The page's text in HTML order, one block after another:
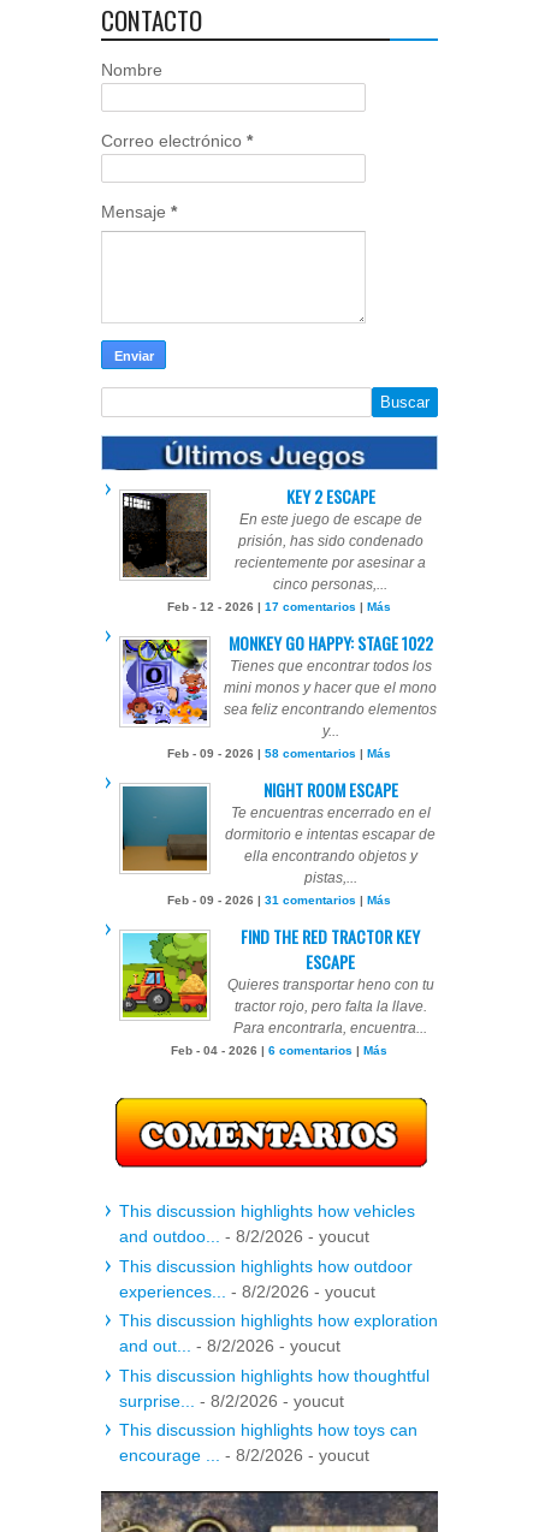
CONTACTO
Nombre
Correo electrónico *
Mensaje *
KEY 2 ESCAPE
En este juego de escape de
prisión, has sido condenado
recientemente por asesinar a
cinco personas,...
Feb - 12 - 2026 | 17 comentarios | Más
MONKEY GO HAPPY: STAGE 1022
Tienes que encontrar todos los
mini monos y hacer que el mono
sea feliz encontrando elementos
y...
Feb - 09 - 2026 | 58 comentarios | Más
NIGHT ROOM ESCAPE
Te encuentras encerrado en el
dormitorio e intentas escapar de
ella encontrando objetos y
pistas,...
Feb - 09 - 2026 | 31 comentarios | Más
FIND THE RED TRACTOR KEY
ESCAPE
Quieres transportar heno con tu
tractor rojo, pero falta la llave.
Para encontrarla, encuentra...
Feb - 04 - 2026 | 6 comentarios | Más
This discussion highlights how vehicles
and outdoo...
- 8/2/2026 - youcut
This discussion highlights how outdoor
experiences...
- 8/2/2026 - youcut
This discussion highlights how exploration
and out...
- 8/2/2026 - youcut
This discussion highlights how thoughtful
surprise...
- 8/2/2026 - youcut
This discussion highlights how toys can
encourage ...
- 8/2/2026 - youcut